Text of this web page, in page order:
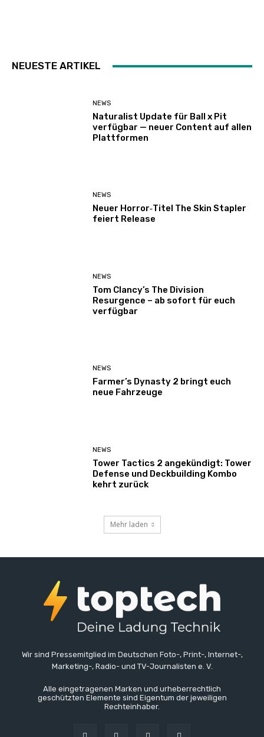
NEUESTE ARTIKEL
NEWS
Naturalist Update für Ball x Pit
verfügbar — neuer Content auf allen
Plattformen
NEWS
Neuer Horror‑Titel The Skin Stapler
feiert Release
NEWS
Tom Clancy’s The Division
Resurgence – ab sofort für euch
verfügbar
NEWS
Farmer’s Dynasty 2 bringt euch
neue Fahrzeuge
NEWS
Tower Tactics 2 angekündigt: Tower
Defense und Deckbuilding Kombo
kehrt zurück
Mehr laden
Wir sind Pressemitglied im Deutschen Foto-, Print-, Internet-,
Marketing-, Radio- und TV-Journalisten e. V.
Alle eingetragenen Marken und urheberrechtlich
geschützten Elemente sind Eigentum der jeweiligen
Rechteinhaber.